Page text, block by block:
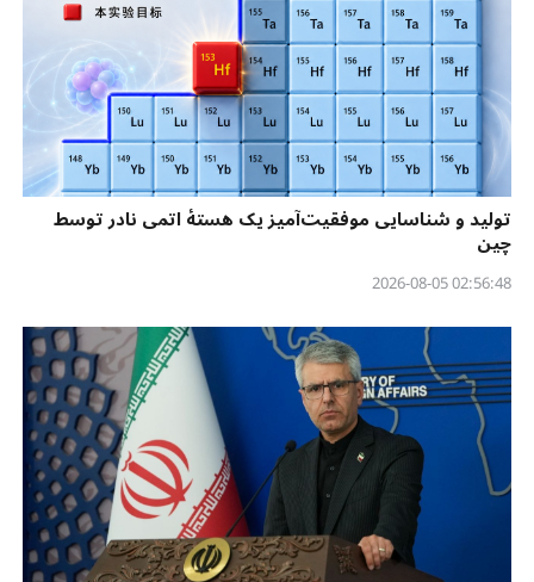
تولید و شناسایی موفقیت‌آمیز یک هستهٔ اتمی نادر توسط
چین
02:56:48 2026-08-05